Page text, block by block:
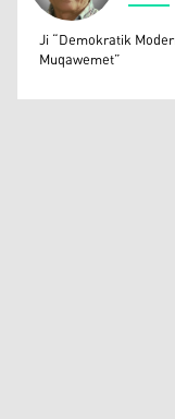
Bayram Ayaz
Ji “Demokratik
Muqawemet”